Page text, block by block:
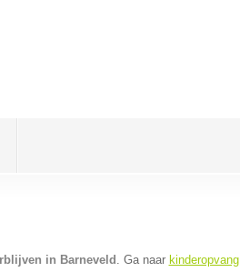
in Barneveld. Ga naar kinderopvang